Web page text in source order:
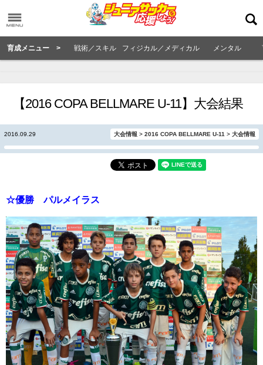
育成メニュー > 戦術／スキル フィジカル／メディカル メンタル
【2016 COPA BELLMARE U-11】大会結果
2016.09.29 大会情報 > 2016 COPA BELLMARE U-11 > 大会情報
☆優勝 パルメイラス